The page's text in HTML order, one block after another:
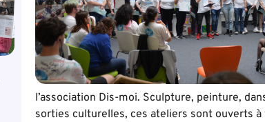
l’association Dis-moi. Sculpture, peinture,
sorties culturelles, ces ateliers sont ouverts